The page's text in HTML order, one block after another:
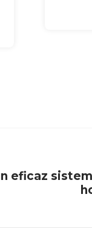
eficaz